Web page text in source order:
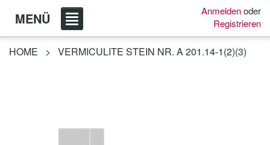
MENÜ Anmeldenoder
Registrieren
HOME > VERMICULITE STEIN NR. A 201.14-1(2)(3)